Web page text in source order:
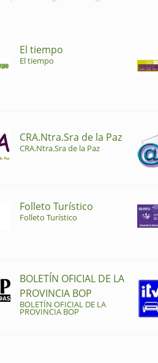
El tiempo
El tiempo
CRA.Ntra.Sra de la Paz
CRA.Ntra.Sra de la Paz
Folleto Turístico
Folleto Turístico
BOLETÍN OFICIAL DE LA
PROVINCIA BOP
BOLETÍN OFICIAL DE LA
PROVINCIA BOP